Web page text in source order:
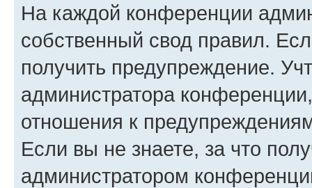
На каждой конференции
собственный свод правил.
получить предупреждение.
администратора
отношения к
Если вы не знаете, за что
администратором